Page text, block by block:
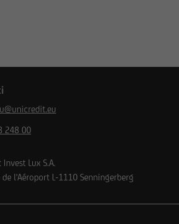
248 00
Lux S.A.
de l'Aéroport L-1110 Senningerberg